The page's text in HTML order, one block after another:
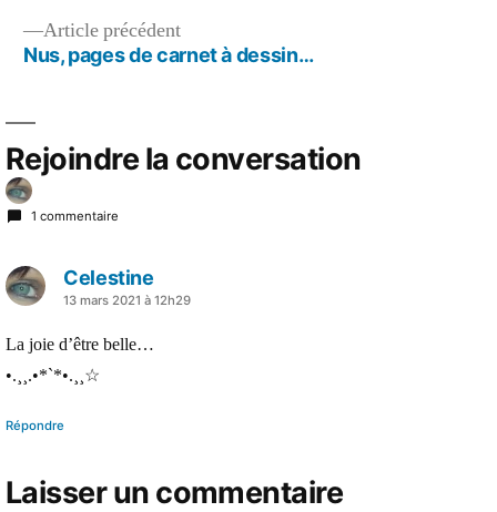
Article précédentArticle
précédent :
Nus, pages de carnet à dessin…
Rejoindre la conversation
1 commentaire
Celestine
a
dit :
13 mars 2021 à 12h29
La joie d’être belle…
•.¸¸.•*`*•.¸¸☆
Répondre
Laisser un commentaire